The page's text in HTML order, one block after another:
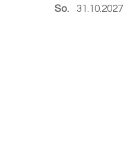
So. 31.10.2027